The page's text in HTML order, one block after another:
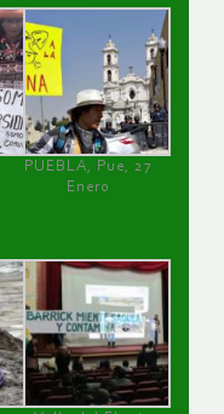
PUEBLA, Pue, 27
Enero